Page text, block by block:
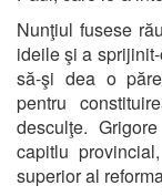
Nunţiul fusese
ideile şi a
să-şi dea o
pentru
desculţe.
capitlu
superior al